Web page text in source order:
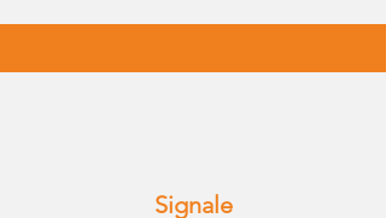
Signale